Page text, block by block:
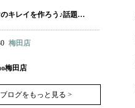
キレイを作ろう♪話題…
梅田店
梅田店
ブログをもっと見る >